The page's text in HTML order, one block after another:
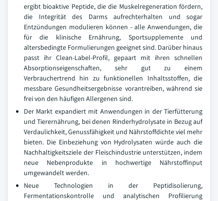
ergibt bioaktive Peptide, die die Muskelregeneration fördern,
die Integrität des Darms aufrechterhalten und sogar
Entzündungen modulieren können - alle Anwendungen, die
für die klinische Ernährung, Sportsupplemente und
altersbedingte Formulierungen geeignet sind. Darüber hinaus
passt ihr Clean-Label-Profil, gepaart mit ihren schnellen
Absorptionseigenschaften, sehr gut zu einem
Verbrauchertrend hin zu funktionellen Inhaltsstoffen, die
messbare Gesundheitsergebnisse vorantreiben, während sie
frei von den häufigen Allergenen sind.
Der Markt expandiert mit Anwendungen in der Tierfütterung
und Tierernährung, bei denen Rinderhydrolysate in Bezug auf
Verdaulichkeit, Genussfähigkeit und Nährstoffdichte viel mehr
bieten. Die Einbeziehung von Hydrolysaten würde auch die
Nachhaltigkeitsziele der Fleischindustrie unterstützen, indem
neue Nebenprodukte in hochwertige Nährstoffinput
umgewandelt werden.
Neue Technologien in der Peptidisolierung,
Fermentationskontrolle und analytischen Profilierung